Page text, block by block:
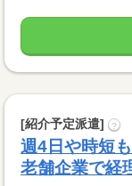
[紹介予定派遣] ?
週4日や時短
老舗企業で経